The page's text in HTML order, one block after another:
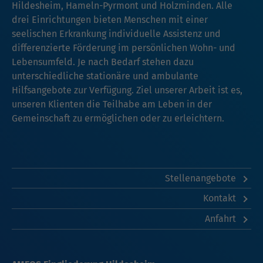
Hildesheim, Hameln-Pyrmont und Holzminden. Alle
drei Einrichtungen bieten Menschen mit einer
seelischen Erkrankung individuelle Assistenz und
differenzierte Förderung im persönlichen Wohn- und
Lebensumfeld. Je nach Bedarf stehen dazu
unterschiedliche stationäre und ambulante
Hilfsangebote zur Verfügung. Ziel unserer Arbeit ist es,
unseren Klienten die Teilhabe am Leben in der
Gemeinschaft zu ermöglichen oder zu erleichtern.
Stellenangebote
Kontakt
Anfahrt